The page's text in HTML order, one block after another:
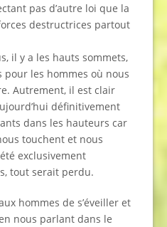
pas d’autre loi que la
destructrices partout
il y a les hauts sommets,
pour les hommes où nous
Autrement, il est clair
définitivement
dans les hauteurs car
touchent et nous
exclusivement
tout serait perdu.
hommes de s’éveiller et
nous parlant dans le